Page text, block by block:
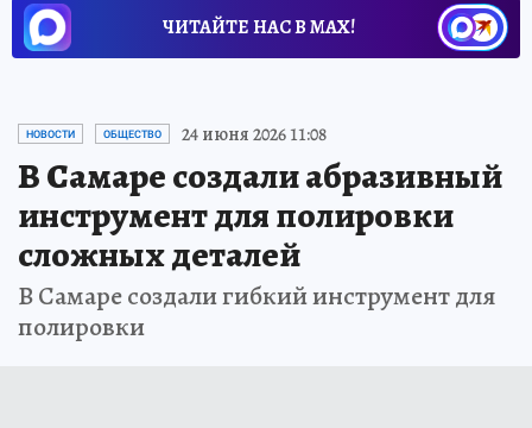
ЧИТАЙТЕ НАС В МАХ!
НОВОСТИ ОБЩЕСТВО 24 июня 2026 11:08
В Самаре создали абразивный
инструмент для полировки
сложных деталей
В Самаре создали гибкий инструмент для
полировки